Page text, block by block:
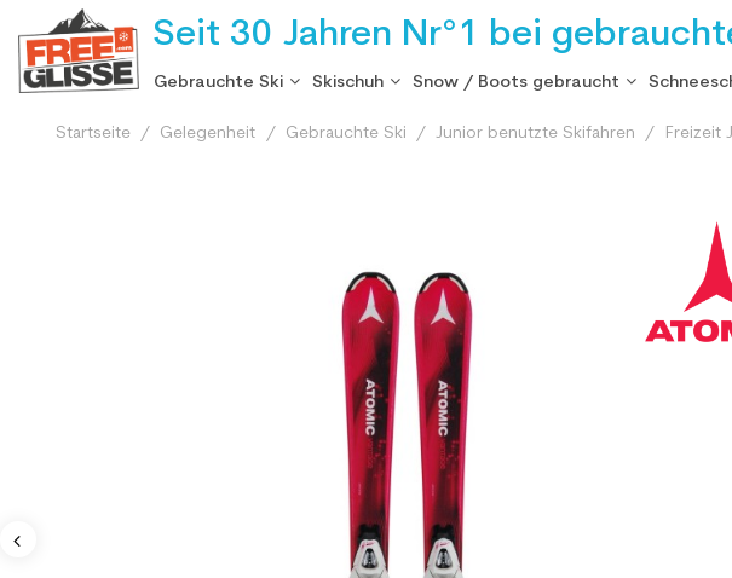
Seit 30 Jahren Nr°1 bei
Gebrauchte Ski Skischuh Snow / Boots gebraucht
Startseite Gelegenheit Gebrauchte Ski Junior benutzte Skifahren Freizeit